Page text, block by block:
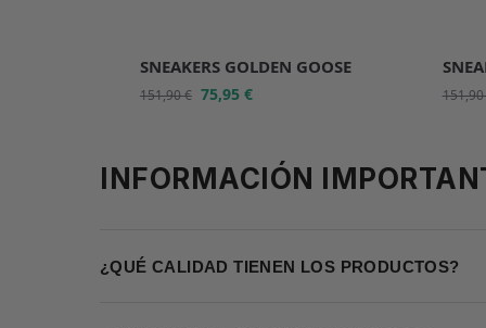
SNEAKERS GOLDEN GOOSE
151,90€ 75,95 € 151,90
INFORMACIÓN
¿QUÉ CALIDAD TIENEN LOS PRODUCTOS?